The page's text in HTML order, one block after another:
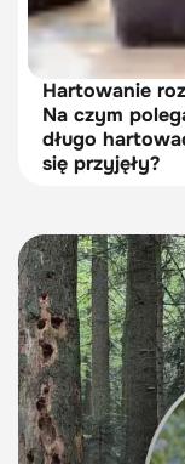
Hartowanie
Na czym
długo
się przyjęły?